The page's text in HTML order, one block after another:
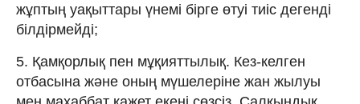
жұптың уақыттары үнемі бірге өтуі тиіс дегенді
білдірмейді;
5. Қамқорлық пен мұқияттылық. Кез-келген
отбасына және оның мүшелеріне жан жылуы